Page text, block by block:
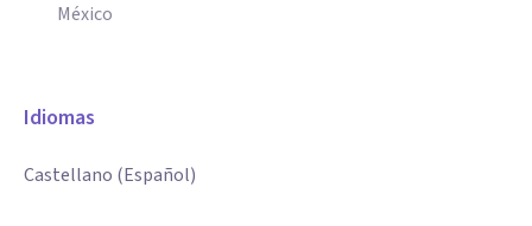
México
Idiomas
Castellano (Español)